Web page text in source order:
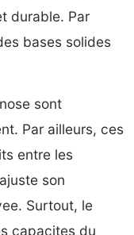
durable. Par
bases solides
sont
Par ailleurs, ces
entre les
son
Surtout, le
capacites du